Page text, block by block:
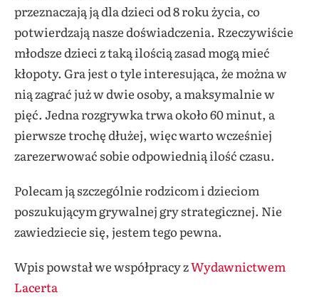
przeznaczają ją dla dzieci od 8 roku życia, co
potwierdzają nasze doświadczenia. Rzeczywiście
młodsze dzieci z taką ilością zasad mogą mieć
kłopoty. Gra jest o tyle interesująca, że można w
nią zagrać już w dwie osoby, a maksymalnie w
pięć. Jedna rozgrywka trwa około 60 minut, a
pierwsze trochę dłużej, więc warto wcześniej
zarezerwować sobie odpowiednią ilość czasu.
Polecam ją szczególnie rodzicom i dzieciom
poszukującym grywalnej gry strategicznej. Nie
zawiedziecie się, jestem tego pewna.
Wpis powstał we współpracy zWydawnictwem
Lacerta